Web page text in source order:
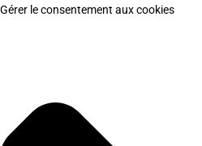
Gérer le consentement aux cookies